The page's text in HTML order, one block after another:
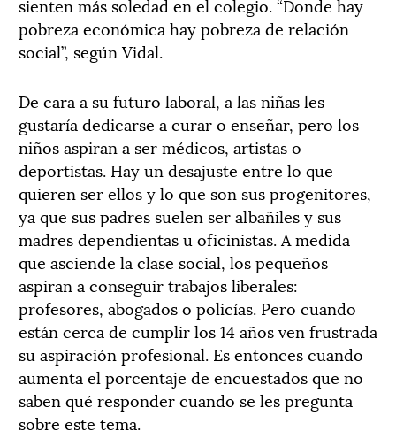
pobreza económica hay pobreza de relación
social”, según Vidal.
De cara a su futuro laboral, a las niñas les
gustaría dedicarse a curar o enseñar, pero los
niños aspiran a ser médicos, artistas o
deportistas. Hay un desajuste entre lo que
quieren ser ellos y lo que son sus progenitores,
ya que sus padres suelen ser albañiles y sus
madres dependientas u oficinistas. A medida
que asciende la clase social, los pequeños
aspiran a conseguir trabajos liberales:
profesores, abogados o policías. Pero cuando
están cerca de cumplir los 14 años ven frustrada
su aspiración profesional. Es entonces cuando
aumenta el porcentaje de encuestados que no
saben qué responder cuando se les pregunta
sobre este tema.